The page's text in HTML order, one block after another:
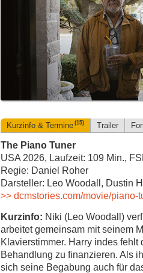
Kurzinfo & Termine (15) Trailer
The Piano Tuner
USA 2026, Laufzeit: 109 Min.,
Regie: Daniel Roher
Darsteller: Leo Woodall, Dustin
>> dcmstories.com/movie/piano-
Kurzinfo: Niki (Leo Woodall)
arbeitet gemeinsam mit seinem
Klavierstimmer. Harry indes
Behandlung zu finanzieren. Als
sich seine Begabung auch für